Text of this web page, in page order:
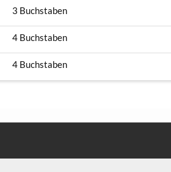
3 Buchstaben
4 Buchstaben
4 Buchstaben